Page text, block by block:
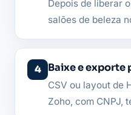
Depois de liberar
salões de beleza
Baixe e exporte
CSV ou layout de
Zoho, com CNPJ,